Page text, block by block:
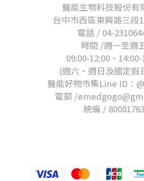
醫能生物科技股份有
台中市西區東興路三段
電話 / 04-
時間 /週一至週
09:00-12:00、
(週六、週日及國定假
醫能好物市集Line ID：
電郵 /
統編 / 80081763